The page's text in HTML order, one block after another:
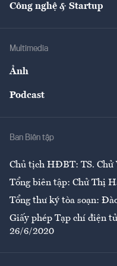
Tư vấn
Công nghệ & Startup
Multimedia
Ảnh
Podcast
Ban Biên tập
Chủ tịch HĐBT: TS. Chử
Tổng biên tập: Chử Thị
Tổng thư ký tòa soạn:
Giấy phép Tạp chí điện
26/6/2020